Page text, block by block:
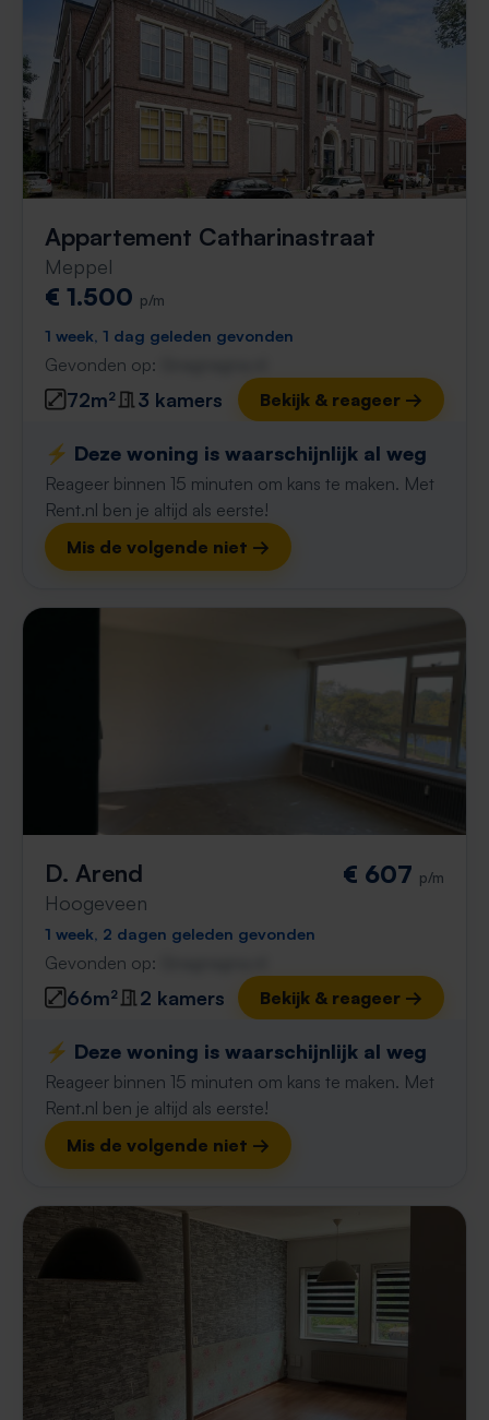
Appartement Catharinastraat
Meppel
€ 1.500 p/m
1 week, 1 dag geleden gevonden
Gevonden op:
72m² 3 kamers Bekijk & reageer →
⚡️ Deze woning is waarschijnlijk al weg
Reageer binnen 15 minuten om kans te maken. Met
Rent.nl ben je altijd als eerste!
Mis de volgende niet →
D. Arend
Hoogeveen
€ 607 p/m
1 week, 2 dagen geleden gevonden
Gevonden op:
66m² 2 kamers Bekijk & reageer →
⚡️ Deze woning is waarschijnlijk al weg
Reageer binnen 15 minuten om kans te maken. Met
Rent.nl ben je altijd als eerste!
Mis de volgende niet →